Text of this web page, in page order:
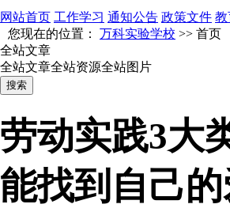
网站首页 工作学习 通知公告 政策文件 教
您现在的位置： 万科实验学校 >> 首页
全站文章
全站文章全站资源全站图片
劳动实践3大
能找到自己